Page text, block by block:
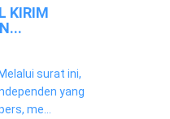
KIRIM
surat ini,
yang
me...